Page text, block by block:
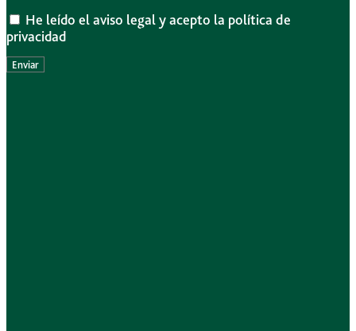
He leído el aviso legal y acepto la política de
privacidad
Enviar